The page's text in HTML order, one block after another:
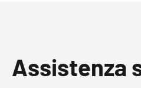
Assistenza